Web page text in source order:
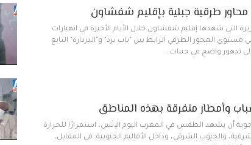
طرقية جبلية بإقليم شفشاون
التي شهدها إقليم شفشاون خلال الأيام الأخيرة في انهيارات
مستوى المحور الطرقي الرابط بين "باب برد" و"الدردارة" التابع
وأمطار متفرقة بهذه المناطق
أن يشهد الطقس في المغرب اليوم الإثنين، استمرارًا للحرارة
والجنوب الشرقي، وداخل الأقاليم الجنوبية. في المقابل،